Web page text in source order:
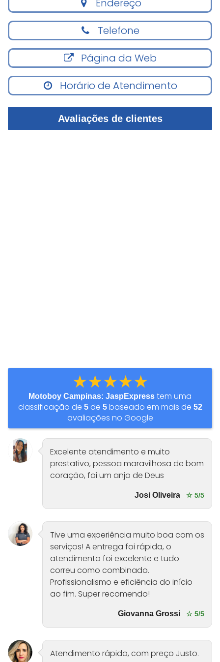
Endereço
Telefone
Página da Web
Horário de Atendimento
Avaliações de clientes
★★★★★
Motoboy Campinas: JaspExpress tem uma
classificação de 5de 5baseado em mais de 52
avaliações no Google
Excelente atendimento e muito
prestativo, pessoa maravilhosa de bom
coração, foi um anjo de Deus
Josi Oliveira ☆ 5/5
Tive uma experiência muito boa com os
serviços! A entrega foi rápida, o
atendimento foi excelente e tudo
correu como combinado.
Profissionalismo e eficiência do início
ao fim. Super recomendo!
Giovanna Grossi ☆ 5/5
Atendimento rápido, com preço Justo.